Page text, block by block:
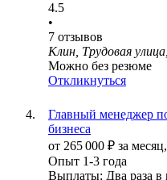
4.5
•
7 отзывов
Клин, Трудовая
Можно без резюме
Откликнуться
Главный менеджер
бизнеса
от 265 000 ₽ за месяц,
Опыт 1-3 года
Выплаты: Два раза в